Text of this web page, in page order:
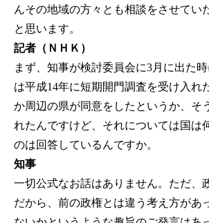
んその地域の方々とも相談をさせてい
と思います。
記者（ＮＨＫ）
まず、知事が検討委員会に3月に出た
は平成14年に短期開門調査を受け入れ
か周辺の県が同意をしたというか、そ
れたんですけど、それについては国は
のは回答しているんですか。
知事
一切公式なお話はありません。ただ、
だから、前の政権とは違う考え方があ